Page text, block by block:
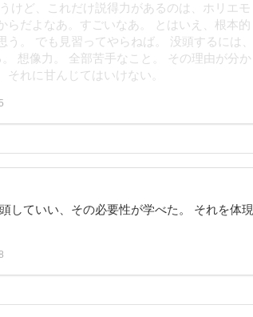
けど、これだけ説得力があるのは、ホリエモ
らだよなあ。すごいなあ。 とはいえ、根本的
。 でも見習ってやらねば。 没頭するには、
想像力。 全部苦手なこと。 その理由が分か
れに甘んじてはいけない。
していい、その必要性が学べた。 それを体現